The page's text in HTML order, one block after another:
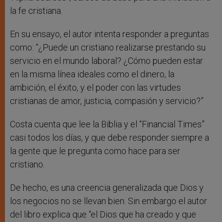
la fe cristiana.
En su ensayo, el autor intenta responder a preguntas
como: “¿Puede un cristiano realizarse prestando su
servicio en el mundo laboral? ¿Cómo pueden estar
en la misma línea ideales como el dinero, la
ambición, el éxito, y el poder con las virtudes
cristianas de amor, justicia, compasión y servicio?”
Costa cuenta que lee la Biblia y el “Financial Times”
casi todos los días, y que debe responder siempre a
la gente que le pregunta como hace para ser
cristiano.
De hecho, es una creencia generalizada que Dios y
los negocios no se llevan bien. Sin embargo el autor
del libro explica que “el Dios que ha creado y que